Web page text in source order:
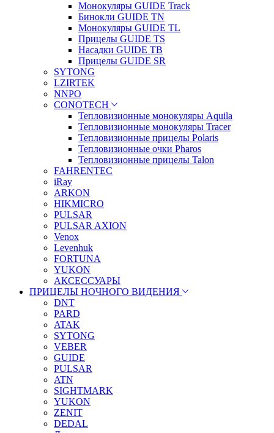
Монокуляры GUIDE Track
Бинокли GUIDE TN
Монокуляры GUIDE TL
Прицелы GUIDE TS
Насадки GUIDE TB
Прицелы GUIDE SR
SYTONG
LZIRTEK
NNPO
CONOTECH
Тепловизионные монокуляры Aquila
Тепловизионные монокуляры Tracer
Тепловизионные прицелы Polaris
Тепловизионные очки Pharos
Тепловизионные прицелы Talon
FAHRENTEC
iRay
ARKON
HIKMICRO
PULSAR
PULSAR AXION
Venox
Levenhuk
FORTUNA
YUKON
АКСЕССУАРЫ
ПРИЦЕЛЫ НОЧНОГО ВИДЕНИЯ
DNT
PARD
ATAK
SYTONG
VEBER
GUIDE
PULSAR
ATN
SIGHTMARK
YUKON
ZENIT
DEDAL